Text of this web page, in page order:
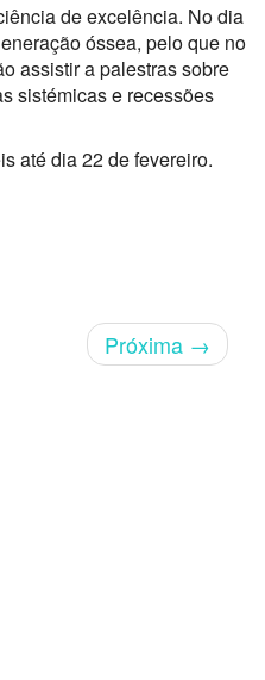
de excelência. No dia
óssea, pelo que no
assistir a palestras sobre
sistémicas e recessões
até dia 22 de fevereiro.
Próxima →